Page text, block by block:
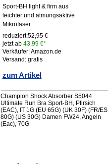
Sport-BH light & firm aus
leichter und atmungsaktive
Mikrofaser
reduziert:52,95 €
jetzt ab 43,99 €*
Verkäufer: Amazon.de
Versand: gratis
zum Artikel
Champion Shock Absorber S5044
Ultimate Run Bra Sport-BH, Pfirsich
(EAC), IT 1G (EU 65G) (UK 30F) (FR/ES
80G) (US 30G) Damen FW24, Angeln
(Eac), 70G